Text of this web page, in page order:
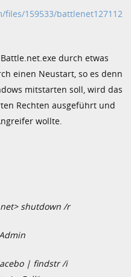
159533/battlenet127112
durch etwas
einen Neustart, so es denn
mitstarten soll, wird das
Rechten ausgeführt und
wollte.
shutdown /r
| findstr /i